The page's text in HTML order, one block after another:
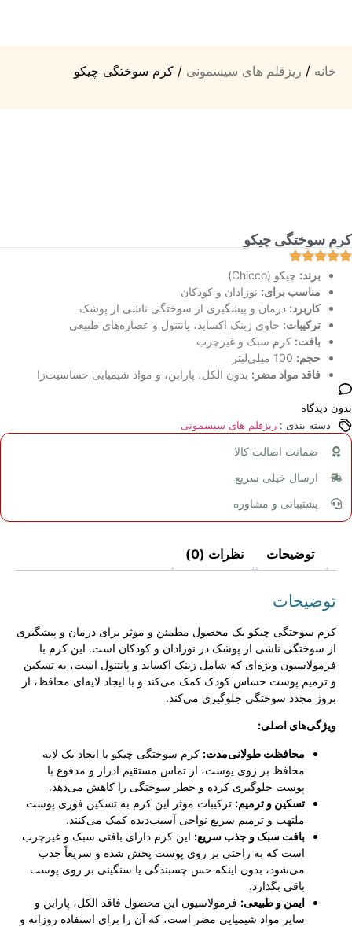
خانه / ریزقلم های سیسمونی / کرم سوختگی چیکو
کرم سوختگی چیکو
برند: چیکو (Chicco)
مناسب برای: نوزادان و کودکان
کاربرد: درمان و پیشگیری از سوختگی ناشی از پوشک
ترکیبات: حاوی زینک اکساید، پانتنول و عصاره‌های طبیعی
بافت: کرم سبک و غیرچرب
حجم:
فاقد مواد مضر: بدون الکل، پارابن، و مواد شیمیایی حساسیت‌زا
بدون دیدگاه
دسته بندی : ریزقلم های سیسمونی
ضمانت اصالت کالا
ارسال خیلی سریع
پشتیبانی و مشاوره
توضیحات نظرات (0)
توضیحات
کرم سوختگی چیکو یک محصول مطمئن و موثر برای درمان و پیشگیری
از سوختگی ناشی از پوشک در نوزادان و کودکان است. این کرم با
فرمولاسیون ویژه‌ای که شامل زینک اکساید و پانتنول است، به تسکین
و ترمیم پوست حساس کودک کمک می‌کند و با ایجاد لایه‌ای محافظ، از
بروز مجدد سوختگی جلوگیری می‌کند.
ویژگی‌های اصلی:
محافظت طولانی‌مدت: کرم سوختگی چیکو با ایجاد یک لایه
محافظ بر روی پوست، از تماس مستقیم ادرار و مدفوع با
پوست جلوگیری کرده و خطر سوختگی را کاهش می‌دهد.
تسکین و ترمیم: ترکیبات موثر این کرم به تسکین فوری پوست
ملتهب و ترمیم سریع نواحی آسیب‌دیده کمک می‌کنند.
بافت سبک و جذب سریع: این کرم دارای بافتی سبک و غیرچرب
است که به راحتی بر روی پوست پخش شده و سریعاً جذب
می‌شود، بدون اینکه حس چسبندگی یا سنگینی بر روی پوست
باقی بگذارد.
ایمن و طبیعی: فرمولاسیون این محصول فاقد الکل، پارابن و
سایر مواد شیمیایی مضر است، که آن را برای استفاده روزانه و